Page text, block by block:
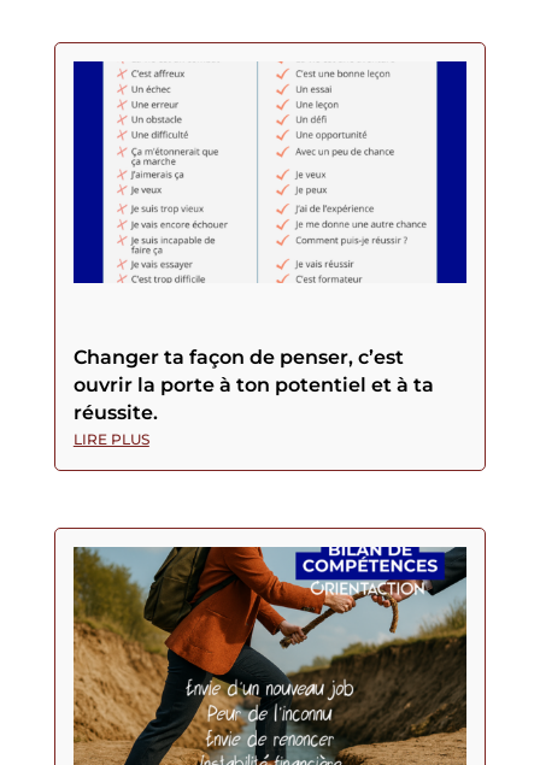
Changer ta façon de penser, c’est
ouvrir la porte à ton potentiel et à ta
réussite.
LIRE PLUS